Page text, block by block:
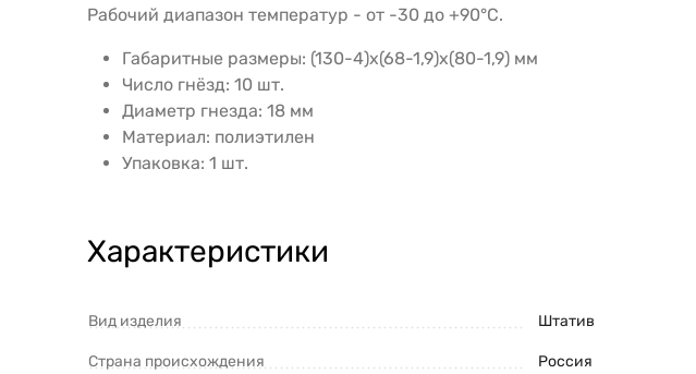
Рабочий диапазон температур - от -30 до +90°С.
Габаритные размеры: (130-4)х(68-1,9)х(80-1,9) мм
Число гнёзд: 10 шт.
Диаметр гнезда: 18 мм
Материал: полиэтилен
Упаковка: 1 шт.
Характеристики
Вид изделия Штатив
Страна происхождения Россия